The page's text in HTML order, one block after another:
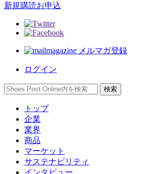
新規購読お申込
メルマガ登録
ログイン
トップ
企業
業界
商品
マーケット
サステナビリティ
インタビュー